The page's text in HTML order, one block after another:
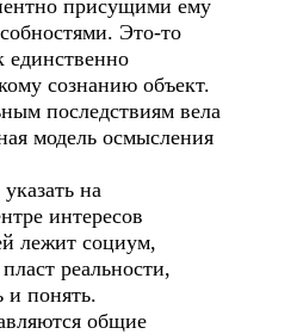
присущими ему
Это-то
единственно
сознанию объект.
последствиям вела
модель осмысления
на
интересов
лежит социум,
реальности,
и понять.
общие